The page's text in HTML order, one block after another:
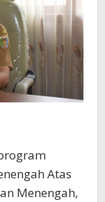
Atas
Menengah,